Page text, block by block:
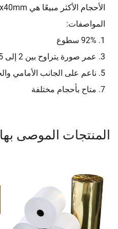
الأحجام الأكثر مبيعًا هي 80x80mm، 80x70mm، 80x60mm، 57x50mm، 57x40mm، إلخ
المواصفات:
1. 92% سطوع
3. عمر صورة يتراوح بين 2 إلى 5 سنوات
5. ناعم على الجانب الأمامي والخلفي
7. متاح بأحجام مختلفة
المنتجات الموصى بها